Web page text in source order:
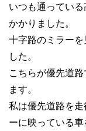
いつも通ってい
かかりました。
十字路のミラー
した。
こちらが優先道
ます。
私は優先道路を
ーに映っている車